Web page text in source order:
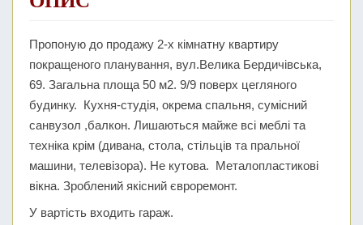
Пропоную до продажу 2-х кімнатну квартиру
покращеного планування, вул.Велика Бердичівська,
69. Загальна площа 50 м2. 9/9 поверх цегляного
будинку. Кухня-студія, окрема спальня, сумісний
санвузол ,балкон. Лишаються майже всі меблі та
техніка крім (дивана, стола, стільців та пральної
машини, телевізора). Не кутова. Металопластикові
вікна. Зроблений якісний євроремонт.
У вартість входить гараж.